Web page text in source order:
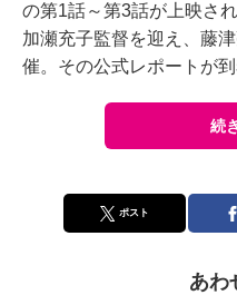
の第1話～第3話が上映さ
加瀬充子監督を迎え、藤
催。その公式レポートが到
続
ポスト
あわ